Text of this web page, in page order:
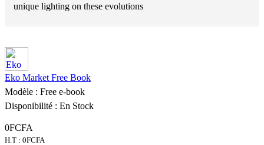
unique lighting on these evolutions
Eko Market Free Book
Modèle : Free e-book
Disponibilité : En Stock
0FCFA
H.T : 0FCFA